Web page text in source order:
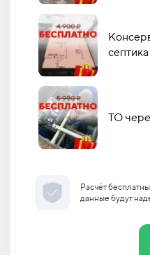
септика
ТО
Расчёт
данные будут